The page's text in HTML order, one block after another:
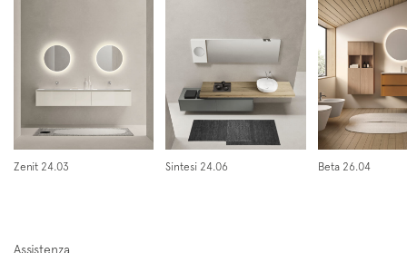
Zenit 24.03 Sintesi 24.06 Beta 26.04
Assistenza